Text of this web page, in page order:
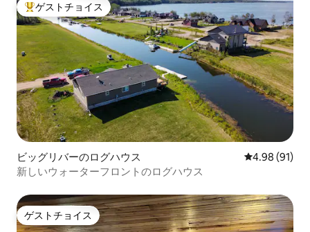
大好評のゲストチョイスです。
ゲストチョイス
ビッグリバーのログハウス レビュー91
4.98 (91)
新しいウォーターフロントのログハウス
ゲストチョイス
ゲストチョイス